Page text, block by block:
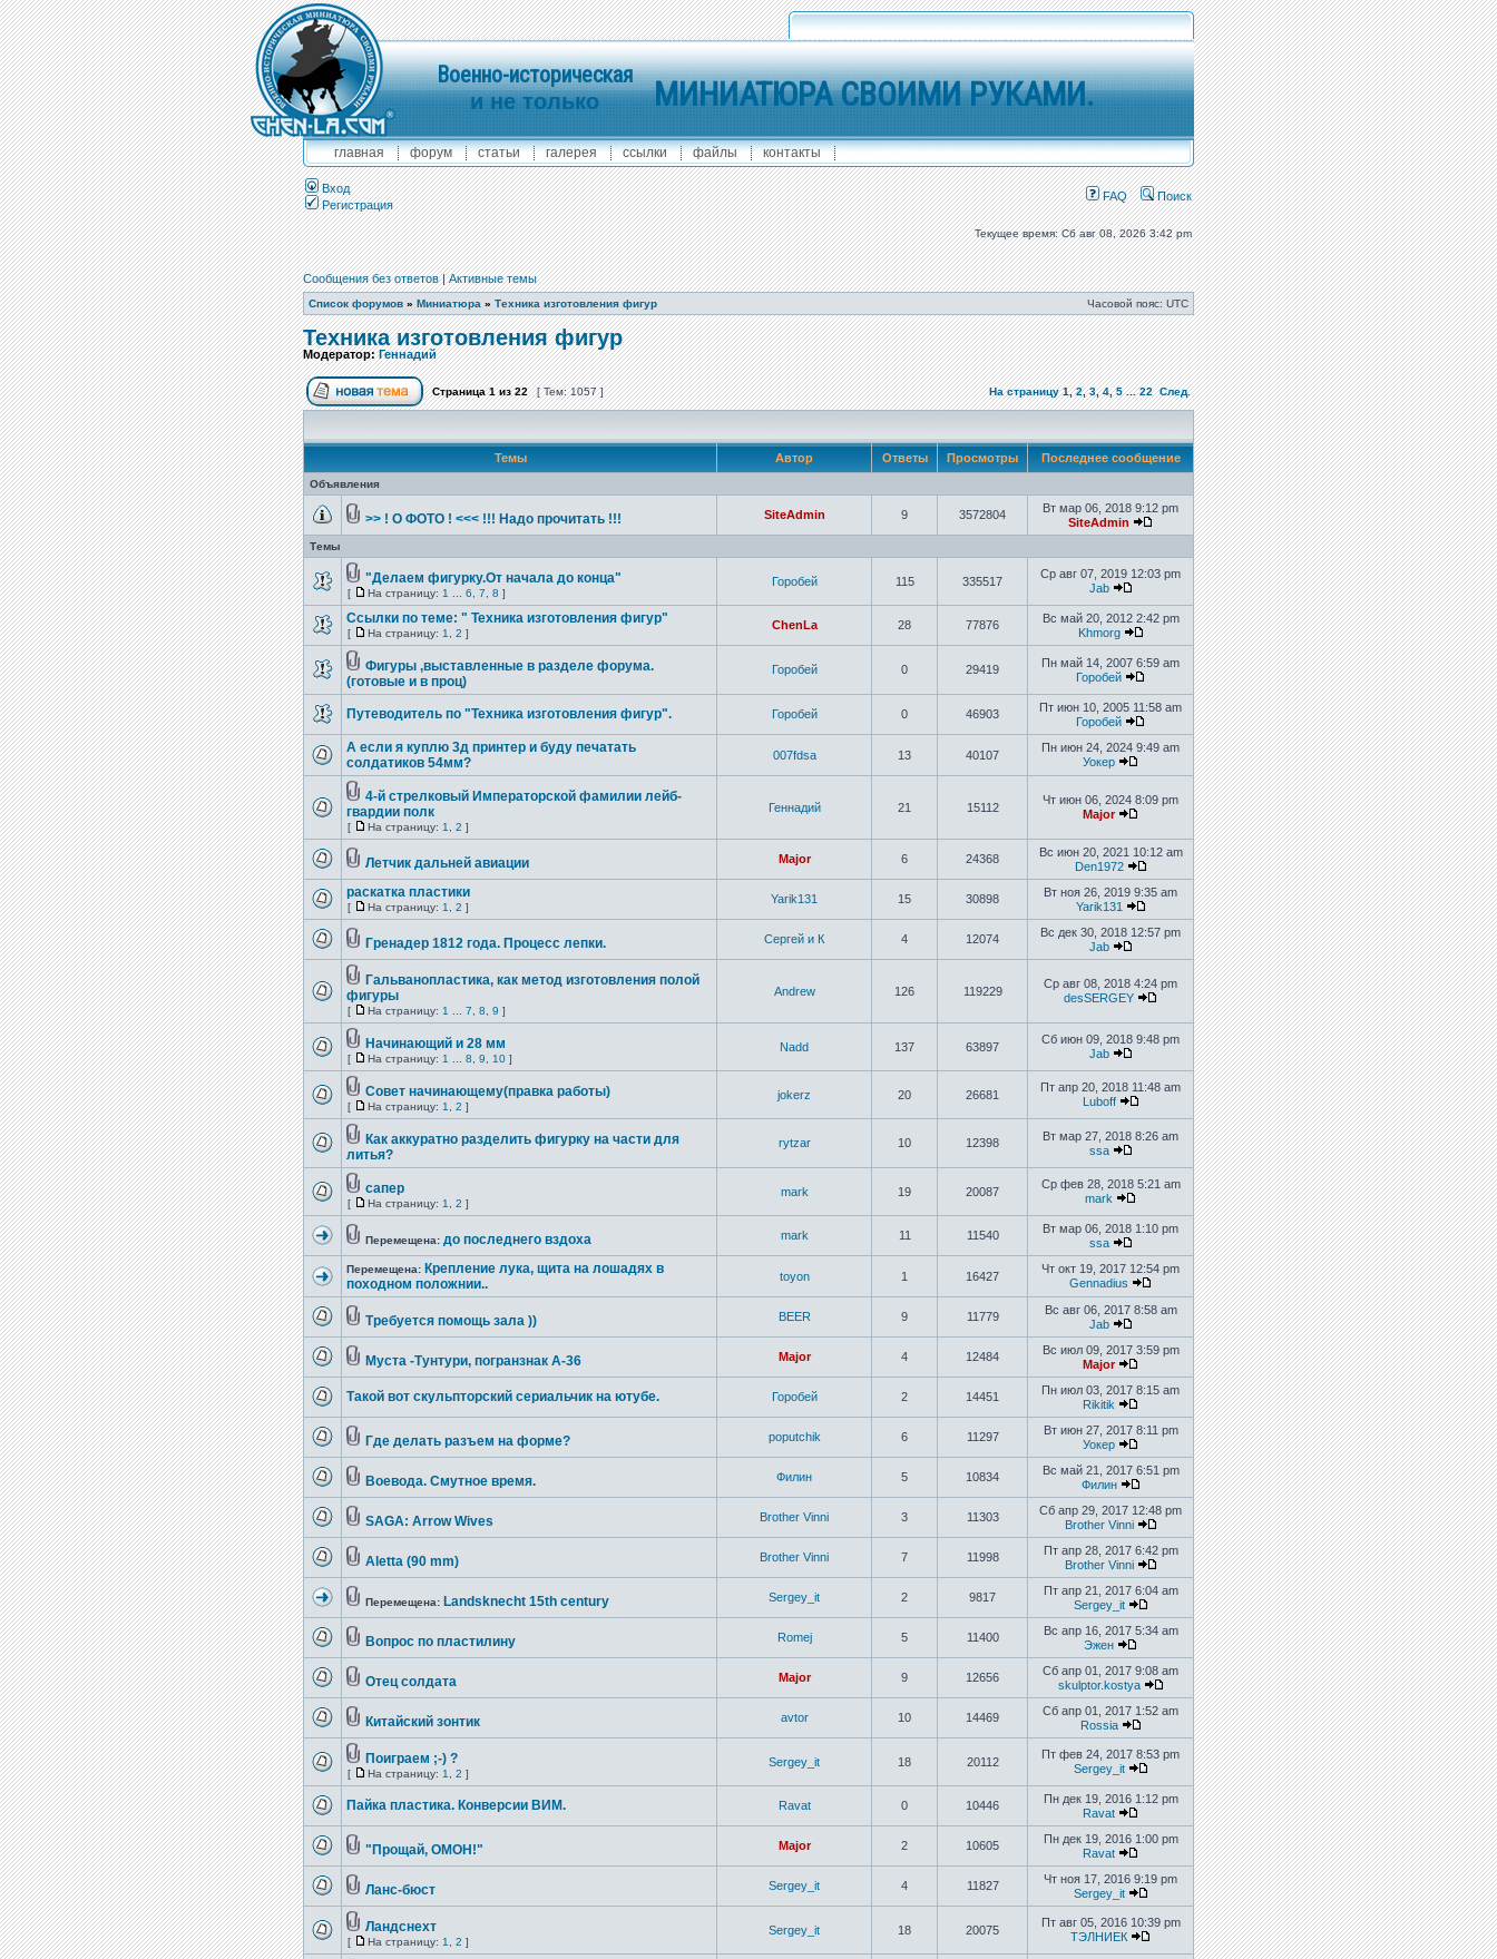
Военно-историческая
и не только МИНИАТЮРА СВОИМИ РУКАМИ.
главная форум статьи галерея ссылки файлы контакты
Вход
Регистрация
FAQ Поиск
Текущее время: Сб авг 08, 2026 3:42 pm
Сообщения без ответов|Активные темы
Список форумов » Миниатюра » Техника изготовления фигур Часовой пояс: UTC
Техника изготовления фигур
Модератор:Геннадий
Страница1из22 [ Тем: 1057 ] На страницу 1,2,3,4,5...22 След.
Темы Автор Ответы Просмотры Последнее сообщение
Объявления
>> ! О ФОТО ! <<< !!! Надо прочитать !!! SiteAdmin 9 3572804
Вт мар 06, 2018 9:12 pm
SiteAdmin
Темы
"Делаем фигурку.От начала до конца"
[ На страницу: 1 6 7 8 ]
Горобей 115 335517
Ср авг 07, 2019 12:03 pm
Jab
Ссылки по теме: " Техника изготовления фигур"
[ На страницу: 1 2 ]
ChenLa 28 77876
Вс май 20, 2012 2:42 pm
Khmorg
Фигуры ,выставленные в разделе форума.
(готовые и в проц)
Горобей 0 29419
Пн май 14, 2007 6:59 am
Горобей
Путеводитель по "Техника изготовления фигур". Горобей 0 46903
Пт июн 10, 2005 11:58 am
Горобей
А если я куплю 3д принтер и буду печатать
солдатиков 54мм?
007fdsa 13 40107
Пн июн 24, 2024 9:49 am
Уокер
4-й стрелковый Императорской фамилии лейб-
гвардии полк
[ На страницу: 1 2 ]
Геннадий 21 15112
Чт июн 06, 2024 8:09 pm
Major
Летчик дальней авиации Major 6 24368
Вс июн 20, 2021 10:12 am
Den1972
раскатка пластики
[ На страницу: 1 2 ]
Yarik131 15 30898
Вт ноя 26, 2019 9:35 am
Yarik131
Гренадер 1812 года. Процесс лепки. Сергей и К 4 12074
Вс дек 30, 2018 12:57 pm
Jab
Гальванопластика, как метод изготовления полой
фигуры
[ На страницу: 1 7 8 9 ]
Andrew 126 119229
Ср авг 08, 2018 4:24 pm
desSERGEY
Начинающий и 28 мм
[ На страницу: 1 8 9 10 ]
Nadd 137 63897
Сб июн 09, 2018 9:48 pm
Jab
Совет начинающему(правка работы)
[ На страницу: 1 2 ]
jokerz 20 26681
Пт апр 20, 2018 11:48 am
Luboff
Как аккуратно разделить фигурку на части для
литья?
rytzar 10 12398
Вт мар 27, 2018 8:26 am
ssa
сапер
[ На страницу: 1 2 ]
mark 19 20087
Ср фев 28, 2018 5:21 am
mark
Перемещена: до последнего вздоха mark 11 11540
Вт мар 06, 2018 1:10 pm
ssa
Перемещена: Крепление лука, щита на лошадях в
походном положнии..
toyon 1 16427
Чт окт 19, 2017 12:54 pm
Gennadius
Требуется помощь зала )) BEER 9 11779
Вс авг 06, 2017 8:58 am
Jab
Муста -Тунтури, погранзнак А-36 Major 4 12484
Вс июл 09, 2017 3:59 pm
Major
Такой вот скульпторский сериальчик на ютубе. Горобей 2 14451
Пн июл 03, 2017 8:15 am
Rikitik
Где делать разъем на форме? poputchik 6 11297
Вт июн 27, 2017 8:11 pm
Уокер
Воевода. Смутное время. Филин 5 10834
Вс май 21, 2017 6:51 pm
Филин
SAGA: Arrow Wives Brother Vinni 3 11303
Сб апр 29, 2017 12:48 pm
Brother Vinni
Aletta (90 mm) Brother Vinni 7 11998
Пт апр 28, 2017 6:42 pm
Brother Vinni
Перемещена: Landsknecht 15th century Sergey_it 2 9817
Пт апр 21, 2017 6:04 am
Sergey_it
Вопрос по пластилину Romej 5 11400
Вс апр 16, 2017 5:34 am
Эжен
Отец солдата Major 9 12656
Сб апр 01, 2017 9:08 am
skulptor.kostya
Китайский зонтик avtor 10 14469
Сб апр 01, 2017 1:52 am
Rossia
Поиграем ;-) ?
[ На страницу: 1 2 ]
Sergey_it 18 20112
Пт фев 24, 2017 8:53 pm
Sergey_it
Пайка пластика. Конверсии ВИМ. Ravat 0 10446
Пн дек 19, 2016 1:12 pm
Ravat
"Прощай, ОМОН!" Major 2 10605
Пн дек 19, 2016 1:00 pm
Ravat
Ланс-бюст Sergey_it 4 11827
Чт ноя 17, 2016 9:19 pm
Sergey_it
Ландснехт
[ На страницу: 1 2 ]
Sergey_it 18 20075
Пт авг 05, 2016 10:39 pm
ТЭЛНИЕК